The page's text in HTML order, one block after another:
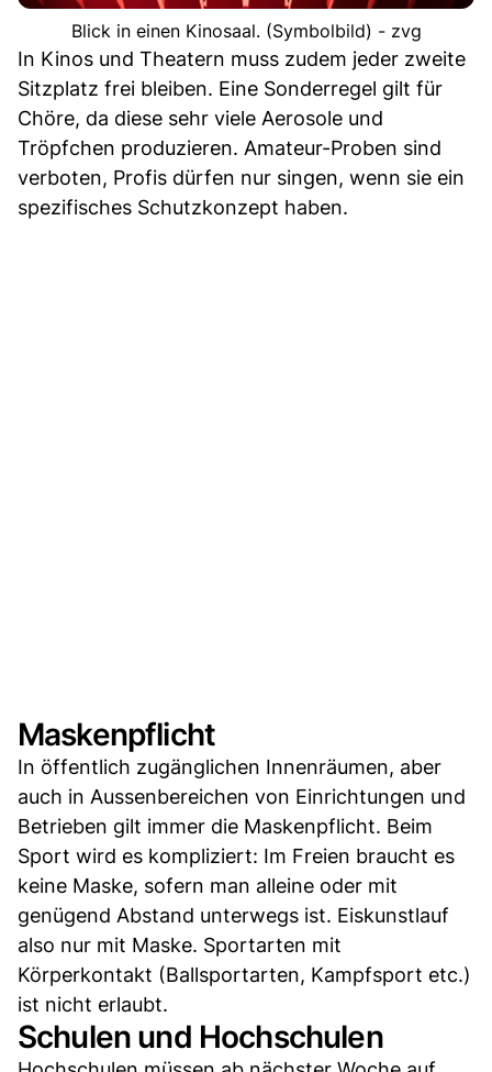
Blick in einen Kinosaal. (Symbolbild) - zvg
In Kinos und Theatern muss zudem jeder zweite
Sitzplatz frei bleiben. Eine Sonderregel gilt für
Chöre, da diese sehr viele Aerosole und
Tröpfchen produzieren. Amateur-Proben sind
verboten, Profis dürfen nur singen, wenn sie ein
spezifisches Schutzkonzept haben.
Maskenpflicht
In öffentlich zugänglichen Innenräumen, aber
auch in Aussenbereichen von Einrichtungen und
Betrieben gilt immer die Maskenpflicht. Beim
Sport wird es kompliziert: Im Freien braucht es
keine Maske, sofern man alleine oder mit
genügend Abstand unterwegs ist. Eiskunstlauf
also nur mit Maske. Sportarten mit
Körperkontakt (Ballsportarten, Kampfsport etc.)
ist nicht erlaubt.
Schulen und Hochschulen